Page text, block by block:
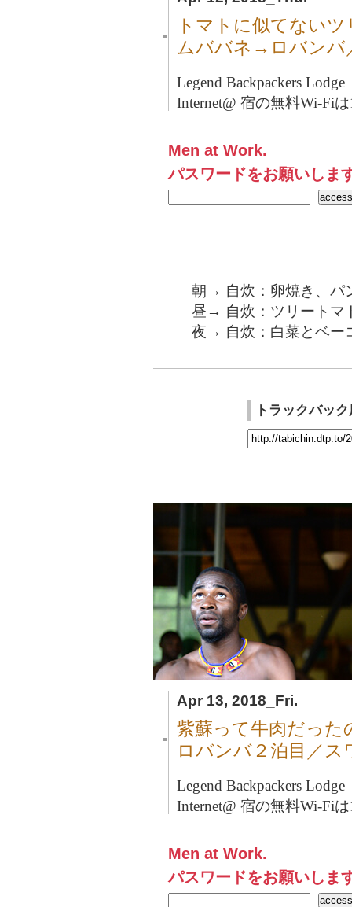
■
トマトに似てない
ムババネ→ロバンバ
Legend Backpackers
Internet@ 宿の無料Wi-Fi
Men at Work.
パスワードをお願いしま
朝→ 自炊：卵焼き、パ
昼→ 自炊：ツリートマ
夜→ 自炊：白菜とベー
トラックバッ
Apr 13, 2018_Fri.
■
紫蘇って牛肉だった
ロバンバ２泊目／ス
Legend Backpackers
Internet@ 宿の無料Wi-Fi
Men at Work.
パスワードをお願いしま